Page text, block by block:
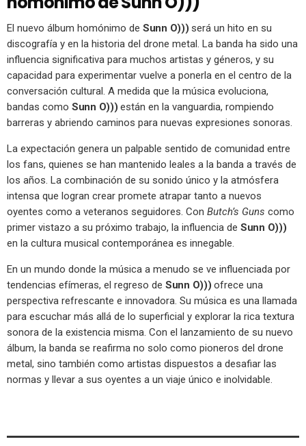
El nuevo álbum homónimo de Sunn O))) será un hito en su
discografía y en la historia del drone metal. La banda ha sido una
influencia significativa para muchos artistas y géneros, y su
capacidad para experimentar vuelve a ponerla en el centro de la
conversación cultural. A medida que la música evoluciona,
bandas como Sunn O))) están en la vanguardia, rompiendo
barreras y abriendo caminos para nuevas expresiones sonoras.
La expectación genera un palpable sentido de comunidad entre
los fans, quienes se han mantenido leales a la banda a través de
los años. La combinación de su sonido único y la atmósfera
intensa que logran crear promete atrapar tanto a nuevos
oyentes como a veteranos seguidores. Con Butch’s Guns como
primer vistazo a su próximo trabajo, la influencia de Sunn O)))
en la cultura musical contemporánea es innegable.
En un mundo donde la música a menudo se ve influenciada por
tendencias efímeras, el regreso de Sunn O))) ofrece una
perspectiva refrescante e innovadora. Su música es una llamada
para escuchar más allá de lo superficial y explorar la rica textura
sonora de la existencia misma. Con el lanzamiento de su nuevo
álbum, la banda se reafirma no solo como pioneros del drone
metal, sino también como artistas dispuestos a desafiar las
normas y llevar a sus oyentes a un viaje único e inolvidable.